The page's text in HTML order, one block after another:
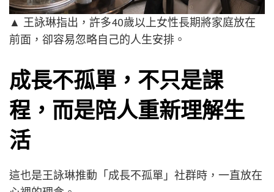
▲ 王詠琳指出，許多40歲以上女性長期將家庭放在
前面，卻容易忽略自己的人生安排。
成長不孤單，不只是課
程，而是陪人重新理解生
活
這也是王詠琳推動「成長不孤單」社群時，一直放在